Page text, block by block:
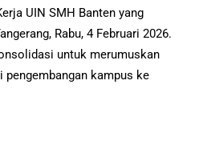
UIN SMH Banten yang
Rabu, 4 Februari 2026.
untuk merumuskan
kampus ke